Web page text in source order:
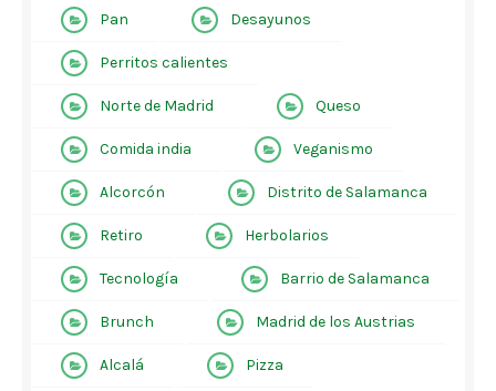
Pan Desayunos
Perritos calientes
Norte de Madrid Queso
Comida india Veganismo
Alcorcón Distrito de Salamanca
Retiro Herbolarios
Tecnología Barrio de Salamanca
Brunch Madrid de los Austrias
Alcalá Pizza